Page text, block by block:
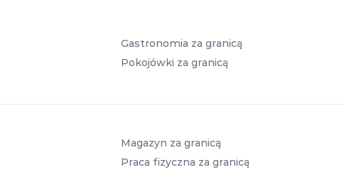
Gastronomia za granicą
Pokojówki za granicą
Magazyn za granicą
Praca fizyczna za granicą